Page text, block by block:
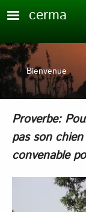
Aller au contenu
cerma
Bienvenue
Proverbe:
pas son
convenable